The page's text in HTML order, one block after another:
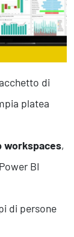
di
platea
workspaces,
BI
di persone